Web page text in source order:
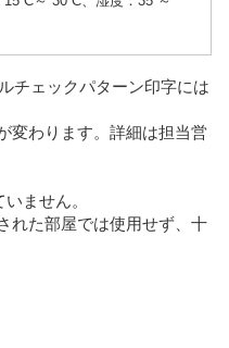
チェックパターン印字には
変わります。詳細は担当営
ません。
れた部屋では使用せず、十